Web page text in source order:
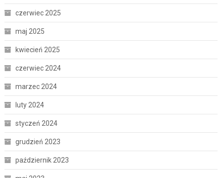
czerwiec 2025
maj 2025
kwiecień 2025
czerwiec 2024
marzec 2024
luty 2024
styczeń 2024
grudzień 2023
październik 2023